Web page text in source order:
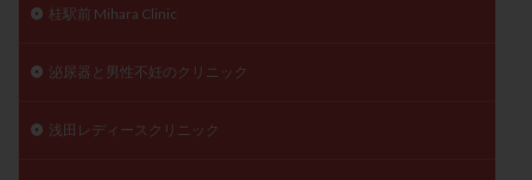
桂駅前 Mihara Clinic
泌尿器と男性不妊のクリニック
浅田レディースクリニック